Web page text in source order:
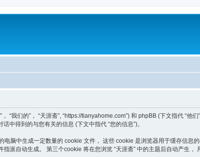
“我们的”， “天涯斋”, “https://tianyahome.com”) 和 phpBB (下文指代 “他们
中得到的与您有关的信息 (下文中指代 “您的信息”)。
电脑中生成一定数量的 cookie 文件， 这些 cookie 是浏览器用于缓存信息
派自动生成。 第三个cookie 将在您浏览 “天涯斋” 中的主题后自动产生，